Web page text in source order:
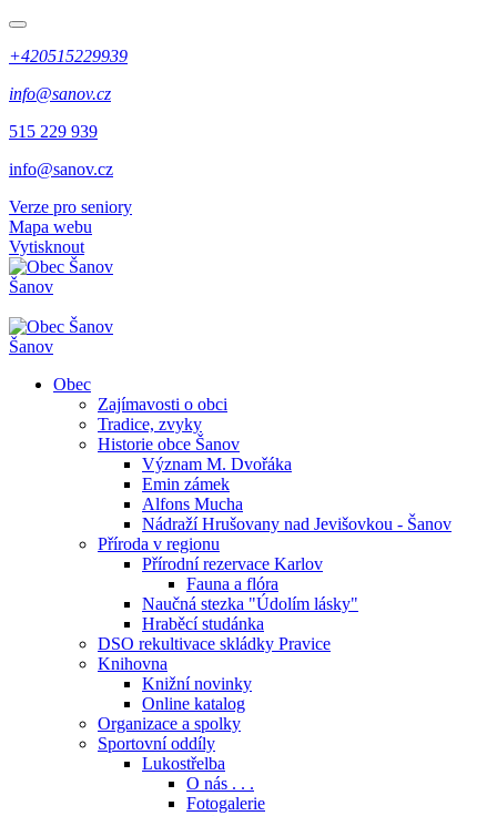
+420515229939
info@sanov.cz
515 229 939
info@sanov.cz
Verze pro seniory
Mapa webu
Vytisknout
Šanov
Šanov
Obec
Zajímavosti o obci
Tradice, zvyky
Historie obce Šanov
Význam M. Dvořáka
Emin zámek
Alfons Mucha
Nádraží Hrušovany nad Jevišovkou - Šanov
Příroda v regionu
Přírodní rezervace Karlov
Fauna a flóra
Naučná stezka "Údolím lásky"
Hraběcí studánka
DSO rekultivace skládky Pravice
Knihovna
Knižní novinky
Online katalog
Organizace a spolky
Sportovní oddíly
Lukostřelba
O nás . . .
Fotogalerie